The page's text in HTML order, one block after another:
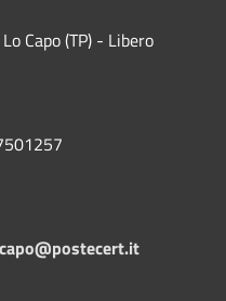
Capo (TP) - Libero